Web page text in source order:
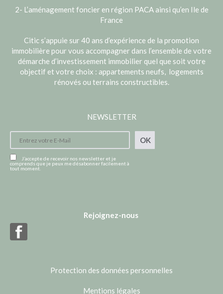
2- L’aménagement foncier en région PACA ainsi qu’en Ile de
France
Citic s’appuie sur 40 ans d’expérience de la promotion
immobilière pour vous accompagner dans l’ensemble de votre
démarche d’investissement immobilier quel que soit votre
objectif et votre choix : appartements neufs, logements
rénovés ou terrains constructibles.
NEWSLETTER
J’accepte de recevoir nos newsletter et je
comprends que je peux me désabonner facilement à
tout moment.
OK
Rejoignez-nous
Protection des données personnelles
Mentions légales